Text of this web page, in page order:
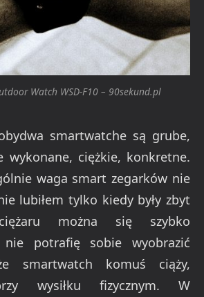
Watch WSD-F10 – 90sekund.pl
smartwatche są grube,
wykonane, ciężkie, konkretne.
waga smart zegarków nie
lubiłem tylko kiedy były zbyt
można się szybko
nie potrafię sobie wyobrazić
smartwatch komuś ciąży,
wysiłku fizycznym. W